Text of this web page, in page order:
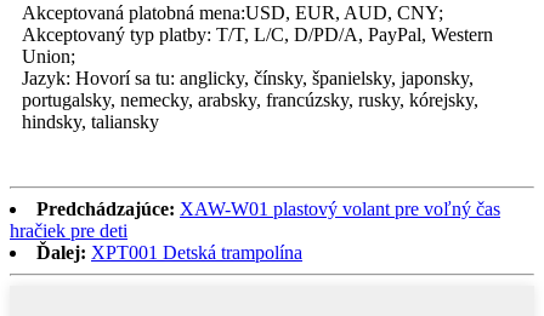
Akceptovaná platobná mena:USD, EUR, AUD, CNY;
Akceptovaný typ platby: T/T, L/C, D/PD/A, PayPal, Western
Union;
Jazyk: Hovorí sa tu: anglicky, čínsky, španielsky, japonsky,
portugalsky, nemecky, arabsky, francúzsky, rusky, kórejsky,
hindsky, taliansky
Predchádzajúce: XAW-W01 plastový volant pre voľný čas
hračiek pre deti
Ďalej: XPT001 Detská trampolína